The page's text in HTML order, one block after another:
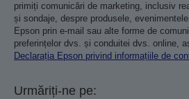
primiți comunicări de marketing, inclusiv
și sondaje, despre produsele,
Epson prin e-mail sau alte forme de
preferințelor dvs. și conduitei dvs. online,
Declarația Epson privind informațiile de
Urmăriți-ne pe: